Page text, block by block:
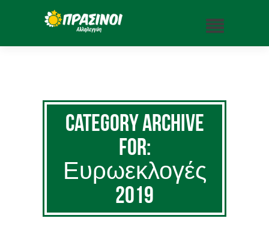
Category Archive
for:
Ευρωεκλογές
2019